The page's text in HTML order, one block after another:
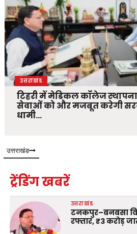
उत्तराखंड
टिहरी में मेडिकल कॉलेज
सेवाओं को और मजबूत करेगी
धामी…
उत्तराखंड
ट्रेंडिंग खबरें
उत्तराखंड
टनकपुर–बनबसा
रफ्तार, ₹3 करोड़